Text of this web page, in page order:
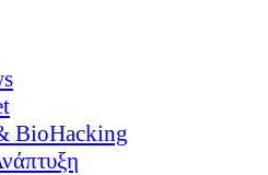
BioHacking